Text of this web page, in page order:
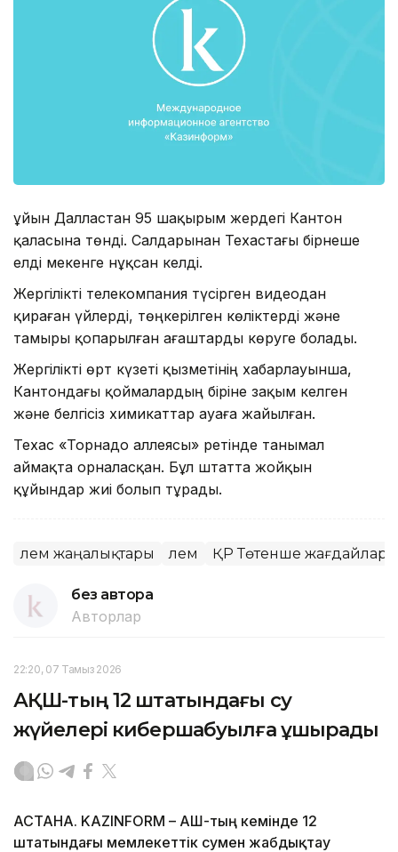
Құйын Далластан 95 шақырым жердегі Кантон
қаласына төнді. Салдарынан Техастағы бірнеше
елді мекенге нұқсан келді.
Жергілікті телекомпания түсірген видеодан
қираған үйлерді, төңкерілген көліктерді және
тамыры қопарылған ағаштарды көруге болады.
Жергілікті өрт күзеті қызметінің хабарлауынша,
Кантондағы қоймалардың біріне зақым келген
және белгісіз химикаттар ауаға жайылған.
Техас «Торнадо аллеясы» ретінде танымал
аймақта орналасқан. Бұл штатта жойқын
құйындар жиі болып тұрады.
Әлем жаңалықтары Әлем ҚР Төтенше жағдайлар
без автора
Авторлар
22:20, 07 Тамыз 2026
АҚШ-тың 12 штатындағы су
жүйелері кибершабуылға ұшырады
АСТАНА. KAZINFORM – АҚШ-тың кемінде 12
штатындағы мемлекеттік сумен жабдықтау